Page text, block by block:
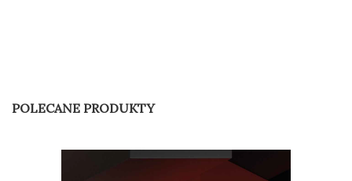
POLECANE PRODUKTY